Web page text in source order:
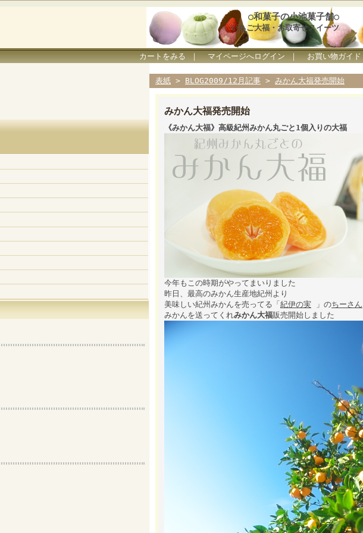
○和菓子の小池菓子舗○
いちご大福・お取寄せスイーツ
カートをみる ｜ マイページへログイン ｜ お買い物ガイド
表紙 > BLOG2009/12月記事 > みかん大福発売開始
みかん大福発売開始
《みかん大福》高級紀州みかん丸ごと1個入りの大福
今年もこの時期がやってまいりました
昨日、最高のみかん生産地紀州より
美味しい紀州みかんを売ってる「 紀伊の実 」のちーさん
みかんを送ってくれみかん大福販売開始しました